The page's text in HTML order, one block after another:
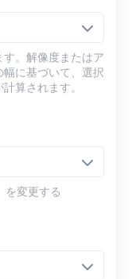
。解像度またはア
に基づいて、選択
算されます。
を変更する